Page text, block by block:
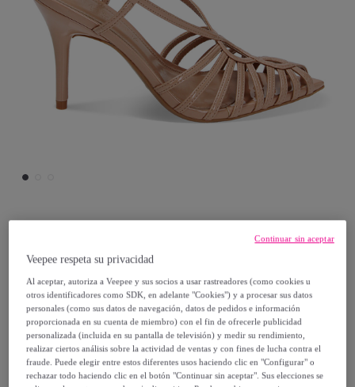
Sandalias de tacón nude de charol
19,99 €
69,99 €
-71%
Veepee respeta su privacidad
Al aceptar, autoriza a Veepee y sus socios a usar rastreadores (como cookies u
otros identificadores como SDK, en adelante "Cookies") y a procesar sus datos
personales (como sus datos de navegación, datos de pedidos e información
proporcionada en su cuenta de miembro) con el fin de ofrecerle publicidad
personalizada (incluida en su pantalla de televisión) y medir su rendimiento,
realizar ciertos análisis sobre la actividad de ventas y con fines de lucha contra el
fraude. Puede elegir entre estos diferentes usos haciendo clic en "Configurar" o
rechazar todo haciendo clic en el botón "Continuar sin aceptar". Sus elecciones se
Continuar sin aceptar